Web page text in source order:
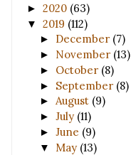
► 2020 (63)
▼ 2019 (112)
► December (7)
► November (13)
► October (8)
► September (8)
► August (9)
► July (11)
► June (9)
▼ May (13)